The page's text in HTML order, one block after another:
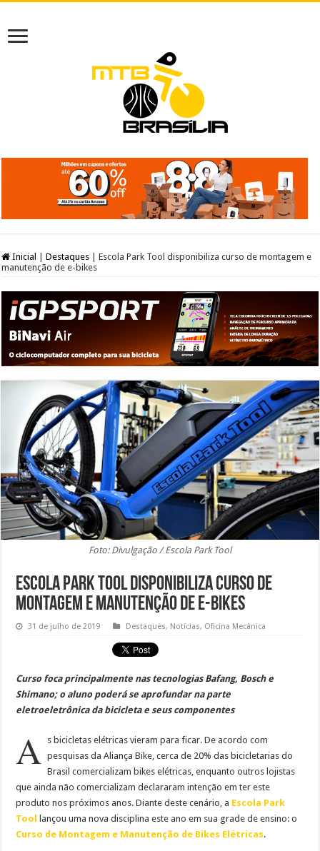
Inicial Destaques
Escola Park Tool disponibiliza curso de montagem e
manutenção de e-bikes
Foto: Divulgação / Escola Park Tool
Escola Park Tool disponibiliza curso de
montagem e manutenção de e-bikes
31 de julho de 2019 Destaques, Notícias, Oficina Mecânica
Curso foca principalmente nas tecnologias Bafang, Bosch e
Shimano; o aluno poderá se aprofundar na parte
eletroeletrônica da bicicleta e seus componentes
A s bicicletas elétricas vieram para ficar. De acordo com
pesquisas da Aliança Bike, cerca de 20% das bicicletarias do
Brasil comercializam bikes elétricas, enquanto outros lojistas
que ainda não comercializam declararam intenção em ter este
produto nos próximos anos. Diante deste cenário, a Escola Park
Tool
lançou uma nova disciplina este ano em sua grade de ensino: o
Curso de Montagem e Manutenção de Bikes Elétricas.